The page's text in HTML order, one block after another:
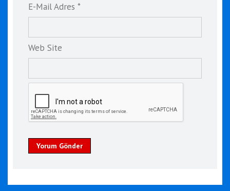
E-Mail Adres *
Web Site
Yorum Gönder